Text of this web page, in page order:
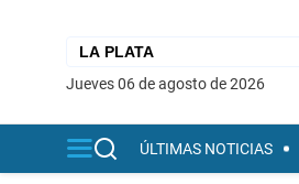
jueves 06 de agosto de 2026
ÚLTIMAS NOTICIAS